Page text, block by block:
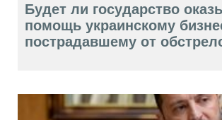
Будет ли государство
помощь украинскому
пострадавшему от